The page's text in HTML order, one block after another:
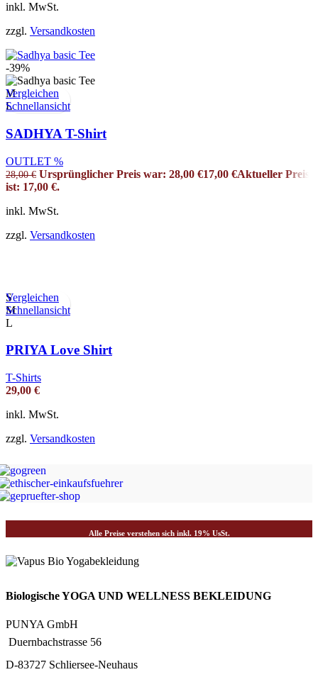
inkl. MwSt.
zzgl. Versandkosten
-39%
Vergleichen
Schnellansicht
M
L
SADHYA T-Shirt
OUTLET %
28,00€ Ursprünglicher Preis war: 28,00 €17,00 €Aktueller Preis
ist: 17,00 €.
inkl. MwSt.
zzgl. Versandkosten
Vergleichen
Schnellansicht
S
M
L
PRIYA Love Shirt
T-Shirts
29,00 €
inkl. MwSt.
zzgl. Versandkosten
Alle Preise verstehen sich inkl. 19% UsSt.
Biologische YOGA UND WELLNESS BEKLEIDUNG
PUNYA GmbH
Duernbachstrasse 56
D-83727 Schliersee-Neuhaus